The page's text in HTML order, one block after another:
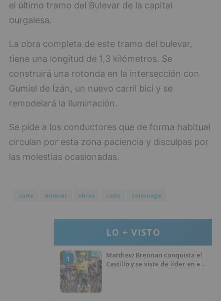
el último tramo del Bulevar de la capital
burgalesa.
La obra completa de este tramo del bulevar,
tiene una longitud de 1,3 kilómetros. Se
construirá una rotonda en la intersección con
Gumiel de Izán, un nuevo carril bici y se
remodelará la iluminación.
Se pide a los conductores que de forma habitual
circulan por esta zona paciencia y disculpas por
las molestias ocasionadas.
corte bulevar obras calle caleruega
LO + VISTO
1
Matthew Brennan conquista el
Castillo y se viste de líder en el